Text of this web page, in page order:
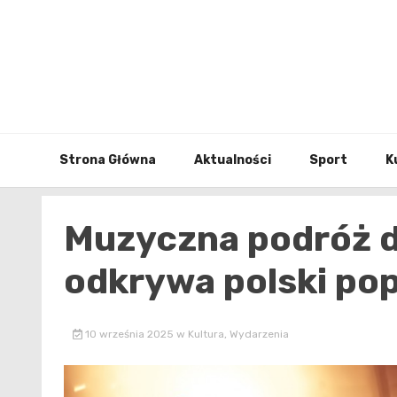
Strona Główna Aktualności Sport
Muzyczna podróż
odkrywa polski
10 września 2025 w Kultura, Wydarzenia